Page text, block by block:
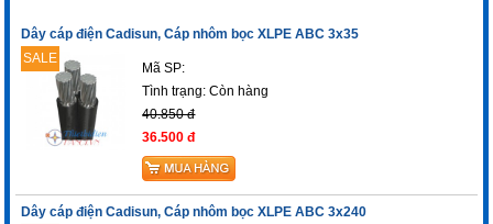
Dây cáp điện Cadisun, Cáp nhôm bọc XLPE ABC 3x35
SALE
Mã SP:
Tình trạng:Còn hàng
40.850 đ
36.500 đ
Dây cáp điện Cadisun, Cáp nhôm bọc XLPE ABC 3x240